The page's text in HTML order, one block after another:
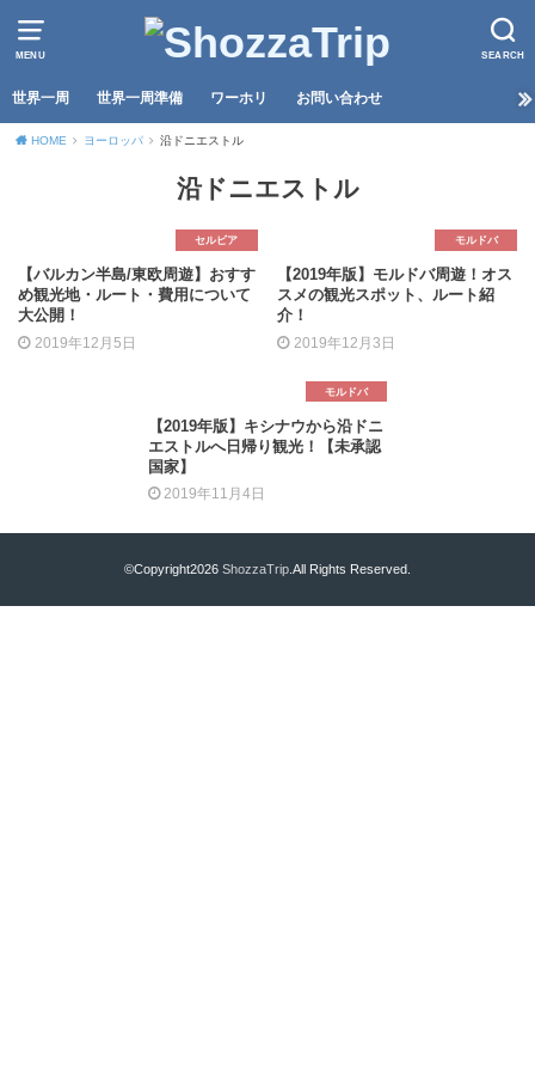
MENU SEARCH
世界一周 世界一周準備 ワーホリ お問い合わせ
HOME ヨーロッパ 沿ドニエストル
沿ドニエストル
セルビア
【バルカン半島/東欧周遊】おすす
め観光地・ルート・費用について
大公開！
2019年12月5日
モルドバ
【2019年版】モルドバ周遊！オス
スメの観光スポット、ルート紹
介！
2019年12月3日
モルドバ
【2019年版】キシナウから沿ドニ
エストルへ日帰り観光！【未承認
国家】
2019年11月4日
©Copyright2026 ShozzaTrip.All Rights Reserved.